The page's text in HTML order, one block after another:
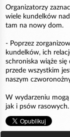
Organizatorzy
wiele kundelków
tam na nowy dom.
- Poprzez
kundelków, ich
schroniska wiąże
przede wszystkim
naszym
W wydarzeniu
jak i psów rasowych.